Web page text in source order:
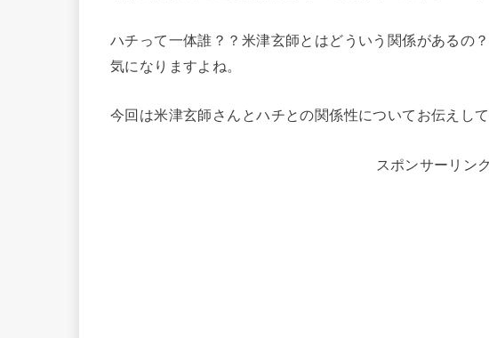
ハチって一体誰？？米津玄師とはどういう関係があるの？
気になりますよね。
今回は米津玄師さんとハチとの関係性についてお伝えし
スポンサーリンク